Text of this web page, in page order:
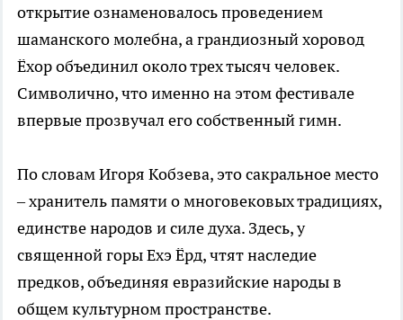
открытие ознаменовалось проведением
шаманского молебна, а грандиозный хоровод
Ёхор объединил около трех тысяч человек.
Символично, что именно на этом фестивале
впервые прозвучал его собственный гимн.
По словам Игоря Кобзева, это сакральное место
– хранитель памяти о многовековых традициях,
единстве народов и силе духа. Здесь, у
священной горы Ехэ Ёрд, чтят наследие
предков, объединяя евразийские народы в
общем культурном пространстве.